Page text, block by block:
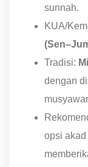
sunnah.
KUA/
Tradisi:
dengan
opsi akad